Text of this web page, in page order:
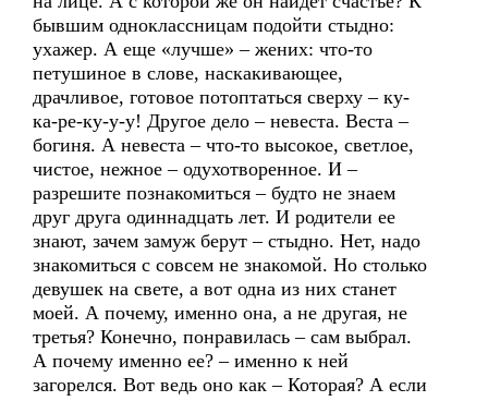
бывшим одноклассницам подойти стыдно:
ухажер. А еще «лучше» – жених: что-то
петушиное в слове, наскакивающее,
драчливое, готовое потоптаться сверху – ку-
ка-ре-ку-у-у! Другое дело – невеста. Веста –
богиня. А невеста – что-то высокое, светлое,
чистое, нежное – одухотворенное. И –
разрешите познакомиться – будто не знаем
друг друга одиннадцать лет. И родители ее
знают, зачем замуж берут – стыдно. Нет, надо
знакомиться с совсем не знакомой. Но столько
девушек на свете, а вот одна из них станет
моей. А почему, именно она, а не другая, не
третья? Конечно, понравилась – сам выбрал.
А почему именно ее? – именно к ней
загорелся. Вот ведь оно как – Которая? А если